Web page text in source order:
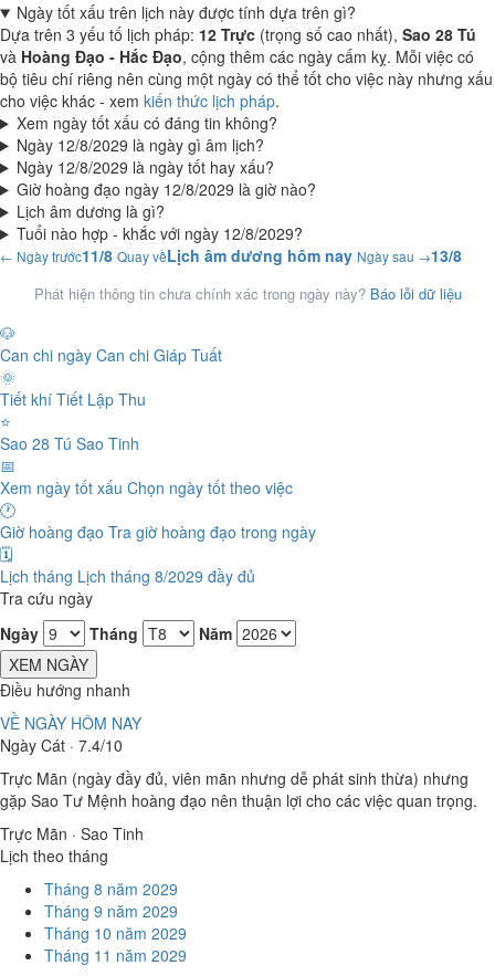
Ngày tốt xấu trên lịch này được tính dựa trên gì?
Dựa trên 3 yếu tố lịch pháp: 12 Trực (trọng số cao nhất), Sao 28 Tú
và Hoàng Đạo - Hắc Đạo, cộng thêm các ngày cấm kỵ. Mỗi việc có
bộ tiêu chí riêng nên cùng một ngày có thể tốt cho việc này nhưng xấu
cho việc khác - xem kiến thức lịch pháp.
Xem ngày tốt xấu có đáng tin không?
Ngày 12/8/2029 là ngày gì âm lịch?
Ngày 12/8/2029 là ngày tốt hay xấu?
Giờ hoàng đạo ngày 12/8/2029 là giờ nào?
Lịch âm dương là gì?
Tuổi nào hợp - khắc với ngày 12/8/2029?
← Ngày trước11/8 Quay vềLịch âm dương hôm nay Ngày sau →13/8
Phát hiện thông tin chưa chính xác trong ngày này? Báo lỗi dữ liệu
🐶
Can chi ngày Can chi Giáp Tuất
🌞
Tiết khí Tiết Lập Thu
⭐
Sao 28 Tú Sao Tinh
📅
Xem ngày tốt xấu Chọn ngày tốt theo việc
🕐
Giờ hoàng đạo Tra giờ hoàng đạo trong ngày
🗓️
Lịch tháng Lịch tháng 8/2029 đầy đủ
Tra cứu ngày
Ngày
Tháng
Năm
XEM NGÀY
Điều hướng nhanh
VỀ NGÀY HÔM NAY
Ngày Cát · 7.4/10
Trực Mãn (ngày đầy đủ, viên mãn nhưng dễ phát sinh thừa) nhưng
gặp Sao Tư Mệnh hoàng đạo nên thuận lợi cho các việc quan trọng.
Trực Mãn · Sao Tinh
Lịch theo tháng
Tháng 8 năm 2029
Tháng 9 năm 2029
Tháng 10 năm 2029
Tháng 11 năm 2029